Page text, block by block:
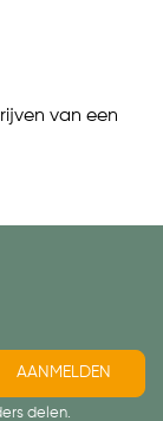
van een
AANMELDEN
delen.